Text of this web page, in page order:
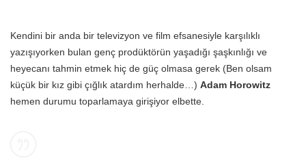
Kendini bir anda bir televizyon ve film efsanesiyle karşılıklı
yazışıyorken bulan genç prodüktörün yaşadığı şaşkınlığı ve
heyecanı tahmin etmek hiç de güç olmasa gerek (Ben olsam
küçük bir kız gibi çığlık atardım herhalde…) Adam Horowitz
hemen durumu toparlamaya girişiyor elbette.